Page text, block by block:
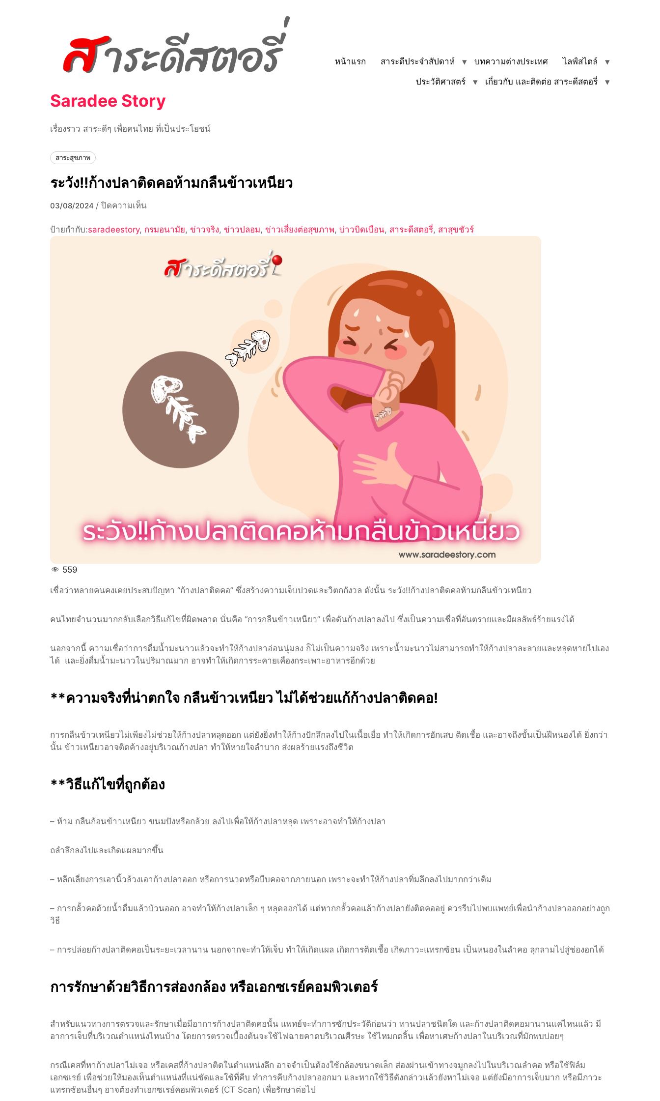
Saradee Story
เรื่องราว สาระดีๆ เพื่อคนไทย ที่เป็นประโยชน์
หน้าแรก สาระดีประจำสัปดาห์ บทความต่างประเทศ ไลฟ์สไตล์
ประวัติศาสตร์ เกี่ยวกับ และติดต่อ สาระดีสตอรี่
สาระสุขภาพ
ระวัง!!ก้างปลาติดคอห้ามกลืนข้าวเหนียว
03/08/2024 / ปิดความเห็น
ก้าง
ป้ายกำกับ:saradeestory, กรมอนามัย, ข่าวจริง, ข่าวปลอม, ข่าวเสี่ยงต่อสุขภาพ, บ่าวบิดเบือน, สาระดีสตอรี่, สาสุขชัวร์
559
เชื่อว่าหลายคนคงเคยประสบปัญหา “ก้างปลาติดคอ” ซึ่งสร้างความเจ็บปวดและวิตกกังวล ดังนั้น ระวัง!!ก้างปลาติดคอห้ามกลืนข้าวเหนียว
คนไทยจำนวนมากกลับเลือกวิธีแก้ไขที่ผิดพลาด นั่นคือ “การกลืนข้าวเหนียว” เพื่อดันก้างปลาลงไป ซึ่งเป็นความเชื่อที่อันตรายและมีผลลัพธ์ร้ายแรงได้
นอกจากนี้ ความเชื่อว่าการดื่มน้ำมะนาวแล้วจะทำให้ก้างปลาอ่อนนุ่มลง ก็ไม่เป็นความจริง เพราะน้ำมะนาวไม่สามารถทำให้ก้างปลาละลายและหลุดหายไปเอง
ได้ และยิ่งดื่มน้ำมะนาวในปริมาณมาก อาจทำให้เกิดการระคายเคืองกระเพาะอาหารอีกด้วย
**ความจริงที่น่าตกใจ กลืนข้าวเหนียว ไม่ได้ช่วยแก้ก้างปลาติดคอ!
การกลืนข้าวเหนียวไม่เพียงไม่ช่วยให้ก้างปลาหลุดออก แต่ยังยิ่งทำให้ก้างปักลึกลงไปในเนื้อเยื่อ ทำให้เกิดการอักเสบ ติดเชื้อ และอาจถึงขั้นเป็นฝีหนองได้ ยิ่งกว่า
นั้น ข้าวเหนียวอาจติดค้างอยู่บริเวณก้างปลา ทำให้หายใจลำบาก ส่งผลร้ายแรงถึงชีวิต
**วิธีแก้ไขที่ถูกต้อง
– ห้าม กลืนก้อนข้าวเหนียว ขนมปังหรือกล้วย ลงไปเพื่อให้ก้างปลาหลุด เพราะอาจทำให้ก้างปลา
ถลำลึกลงไปและเกิดแผลมากขึ้น
– หลีกเลี่ยงการเอานิ้วล้วงเอาก้างปลาออก หรือการนวดหรือบีบคอจากภายนอก เพราะจะทำให้ก้างปลาทิ่มลึกลงไปมากกว่าเดิม
– การกลั้วคอด้วยน้ำดื่มแล้วบ้วนออก อาจทำให้ก้างปลาเล็ก ๆ หลุดออกได้ แต่หากกลั้วคอแล้วก้างปลายังติดคออยู่ ควรรีบไปพบแพทย์เพื่อนำก้างปลาออกอย่างถูก
วิธี
– การปล่อยก้างปลาติดคอเป็นระยะเวลานาน นอกจากจะทำให้เจ็บ ทำให้เกิดแผล เกิดการติดเชื้อ เกิดภาวะแทรกซ้อน เป็นหนองในลำคอ ลุกลามไปสู่ช่องอกได้
การรักษาด้วยวิธีการส่องกล้อง หรือเอกซเรย์คอมพิวเตอร์
สำหรับแนวทางการตรวจและรักษาเมื่อมีอาการก้างปลาติดคอนั้น แพทย์จะทำการซักประวัติก่อนว่า ทานปลาชนิดใด และก้างปลาติดคอมานานแค่ไหนแล้ว มี
อาการเจ็บที่บริเวณตำแหน่งไหนบ้าง โดยการตรวจเบื้องต้นจะใช้ไฟฉายคาดบริเวณศีรษะ ใช้ไหมกดลิ้น เพื่อหาเศษก้างปลาในบริเวณที่มักพบบ่อยๆ
กรณีเคสที่หาก้างปลาไม่เจอ หรือเคสที่ก้างปลาติดในตำแหน่งลึก อาจจำเป็นต้องใช้กล้องขนาดเล็ก ส่องผ่านเข้าทางจมูกลงไปในบริเวณลำคอ หรือใช้ฟิล์ม
เอกซเรย์ เพื่อช่วยให้มองเห็นตำแหน่งที่แน่ชัดและใช้ที่คีบ ทำการคีบก้างปลาออกมา และหากใช้วิธีดังกล่าวแล้วยังหาไม่เจอ แต่ยังมีอาการเจ็บมาก หรือมีภาวะ
แทรกซ้อนอื่นๆ อาจต้องทำเอกซเรย์คอมพิวเตอร์ (CT Scan) เพื่อรักษาต่อไป